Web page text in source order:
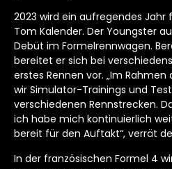
2023 wird ein aufregendes
Tom Kalender. Der Youngster
Debüt im Formelrennwagen.
bereitet er sich bei
erstes Rennen vor. „Im
wir Simulator-Trainings und
verschiedenen Rennstrecken.
ich habe mich kontinuierlich
bereit für den Auftakt“, verrät
In der französischen Formel 4